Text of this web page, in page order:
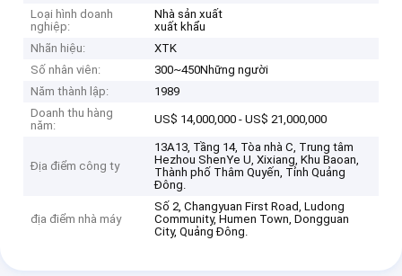
Loại hình doanh
nghiệp:
Nhà sản xuất
xuất khẩu
Nhãn hiệu:
XTK
Số nhân viên:
300~450Những người
Năm thành lập:
1989
Doanh thu hàng
năm:
US$ 14,000,000 - US$ 21,000,000
Địa điểm công ty
13A13, Tầng 14, Tòa nhà C, Trung tâm
Hezhou ShenYe U, Xixiang, Khu Baoan,
Thành phố Thâm Quyến, Tỉnh Quảng
Đông.
địa điểm nhà máy
Số 2, Changyuan First Road, Ludong
Community, Humen Town, Dongguan
City, Quảng Đông.